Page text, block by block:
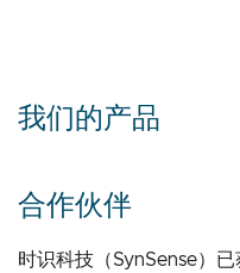
我们的产品
合作伙伴
时识科技（SynSense）